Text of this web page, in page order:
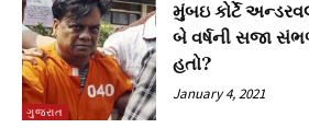
ગુજરાત
મુંબઇ કોર્ટે
બે વર્ષની સજા
હતો?
January 4, 2021